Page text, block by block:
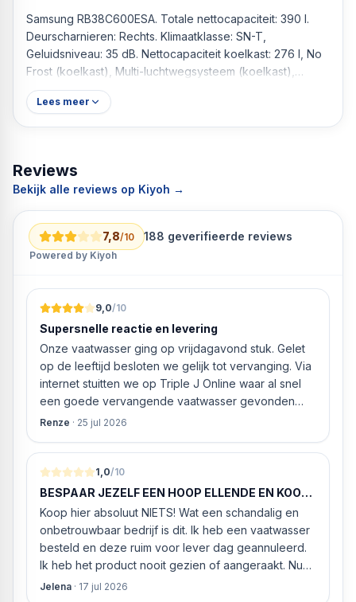
Samsung RB38C600ESA. Totale nettocapaciteit: 390 l.
Deurscharnieren: Rechts. Klimaatklasse: SN-T,
Geluidsniveau: 35 dB. Nettocapaciteit koelkast: 276 l, No
Frost (koelkast), Multi-luchtwegsysteem (koelkast),
Koelkast binnenverlichting, Aantal planken koelkast: 5.
Nettocapaciteit vriezer: 114 l, Vriescapaciteit: 8 kg/24u,
No Frost (vriezer). Energie-efficiëntieklasse: E, Jaarlijks
Lees meer
Reviews
Bekijk alle reviews op Kiyoh →
7,8/10 188 geverifieerde reviews
Powered by Kiyoh
9,0/10
Supersnelle reactie en levering
Onze vaatwasser ging op vrijdagavond stuk. Gelet
op de leeftijd besloten we gelijk tot vervanging. Via
internet stuitten we op Triple J Online waar al snel
een goede vervangende vaatwasser gevonden
werd. ‘s Ochtends even gebeld met de
geïnstalleerd kan worden. Dit bleek het geval tegen
alleszins concurrente prijzen. De vriendelijke
medewerker gaf aan dat, als we gelijk via de
website gingen bestellen en betalen, hij z’n best
ging doen om ‘s middags nog te leveren. Het
bleken geen loze woorden: om 16.00 uur werd de
Neff vaatwasser geleverd en ver
Renze · 25 jul 2026
1,0/10
BESPAAR JEZELF EEN HOOP ELLENDE EN KOOP
HIER NIETS!
Koop hier absoluut NIETS! Wat een schandalig en
onbetrouwbaar bedrijf is dit. Ik heb een vaatwasser
besteld en deze ruim voor lever dag geannuleerd.
Ik heb het product nooit gezien of aangeraakt. Nu
weigeren ze gewoon om mijn geld volledig terug te
Jelena · 17 jul 2026